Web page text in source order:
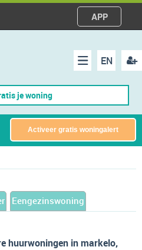
APP
EN
Menu
je woning
Activeer gratis woningalert
Eengezinswoning
huurwoningen in markelo,